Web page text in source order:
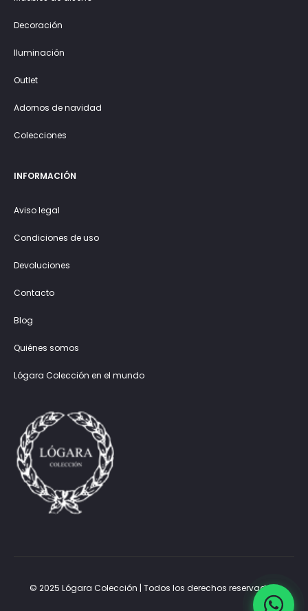
Decoración
Iluminación
Outlet
Adornos de navidad
Colecciones
INFORMACIÓN
Aviso legal
Condiciones de uso
Devoluciones
Contacto
Blog
Quiénes somos
Lógara Colección en el mundo
© 2025 Lógara Colección | Todos los derechos reservados.